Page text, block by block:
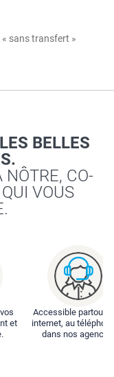
sans transfert »
BELLES
NÔTRE, CO-
VOUS
et
Accessible partout :
internet, au
dans nos